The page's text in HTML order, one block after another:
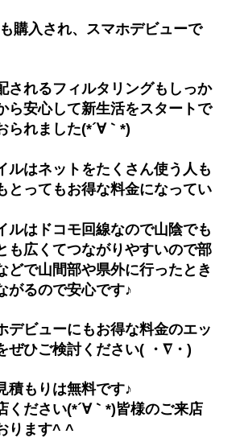
購入され、スマホデビューで
されるフィルタリングもしっか
ら安心して新生活をスタートで
られました(*´∀｀*)
ルはネットをたくさん使う人も
とってもお得な料金になってい
ルはドコモ回線なので山陰でも
も広くてつながりやすいので部
どで山間部や県外に行ったとき
がるので安心です♪
デビューにもお得な料金のエッ
ぜひご検討ください( ・∇・)
積もりは無料です♪
ください(*´∀｀*)皆様のご来店
ります^ ^